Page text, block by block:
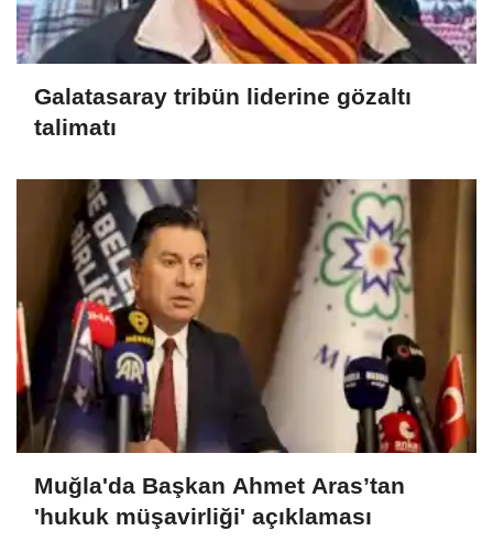
Galatasaray tribün liderine gözaltı
talimatı
Muğla'da Başkan Ahmet Aras’tan
'hukuk müşavirliği' açıklaması